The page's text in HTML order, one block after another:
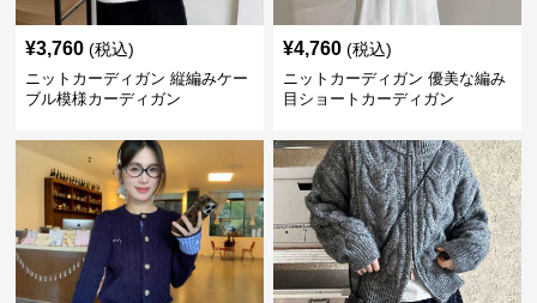
¥3,760 (税込)
ニットカーディガン 縦編みケー
ブル模様カーディガン
¥4,760 (税込)
ニットカーディガン 優美な編み
目ショートカーディガン